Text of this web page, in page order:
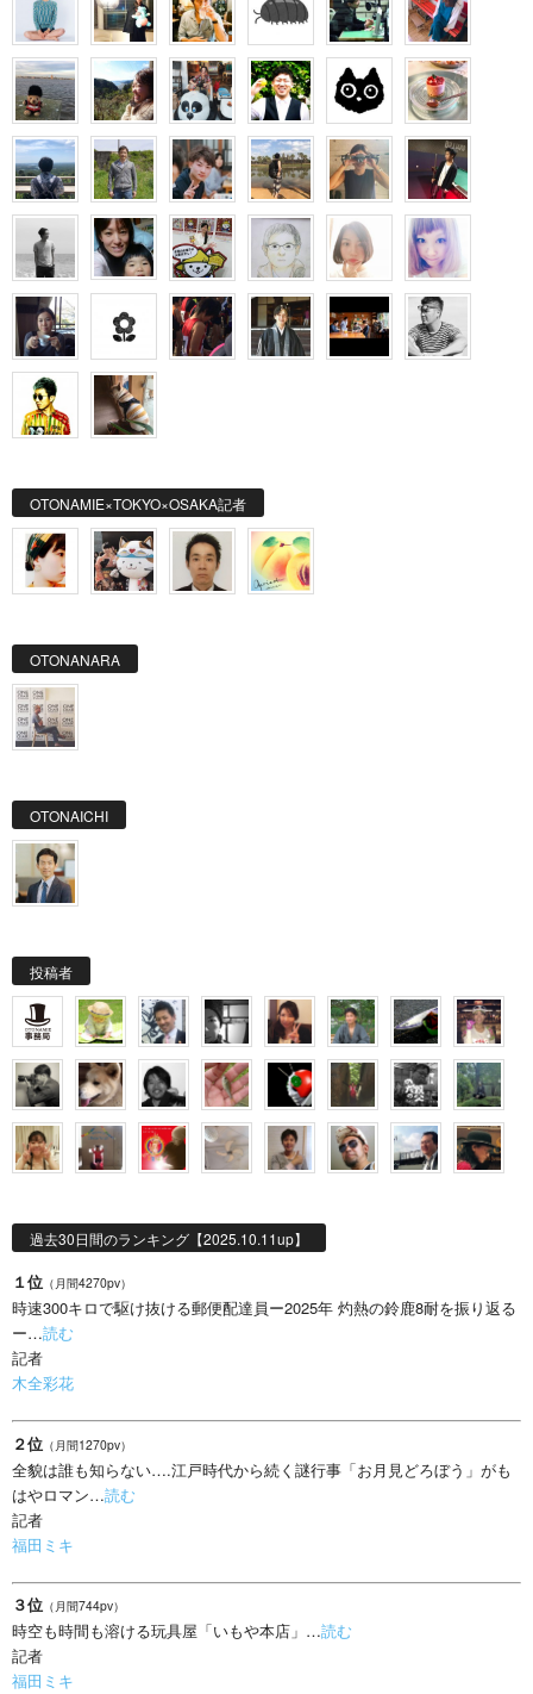
OTONAMIE×TOKYO×OSAKA記者
OTONANARA
OTONAICHI
投稿者
過去30日間のランキング【2025.10.11up】
１位 （月間4270pv）
時速300キロで駆け抜ける郵便配達員ー2025年 灼熱の鈴鹿8耐を振り返る
ー…読む
記者
木全彩花
２位 （月間1270pv）
全貌は誰も知らない….江戸時代から続く謎行事「お月見どろぼう」がも
はやロマン…読む
記者
福田ミキ
３位 （月間744pv）
時空も時間も溶ける玩具屋「いもや本店」…読む
記者
福田ミキ